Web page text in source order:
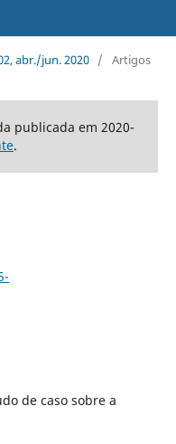
abr./jun. 2020 / Artigos
publicada em 2020-
.
de caso sobre a